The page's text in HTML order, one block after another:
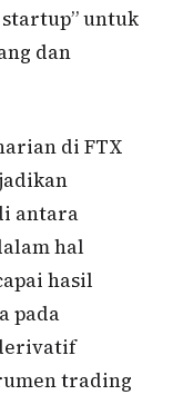
untuk
dan
di FTX
antara
hal
hasil
pada
trading